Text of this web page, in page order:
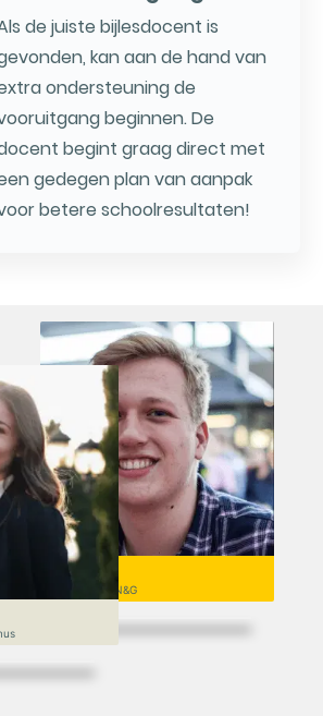
de juiste bijlesdocent is
kan aan de hand van
ondersteuning de
beginnen. De
begint graag direct met
gedegen plan van aanpak
betere schoolresultaten!
Niek
VWO 6, N&T/N&G